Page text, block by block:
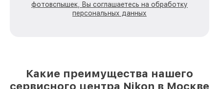
фотовспышек, Вы соглашаетесь на обработку
персональных данных
Какие преимущества нашего
сервисного центра Nikon в Москве